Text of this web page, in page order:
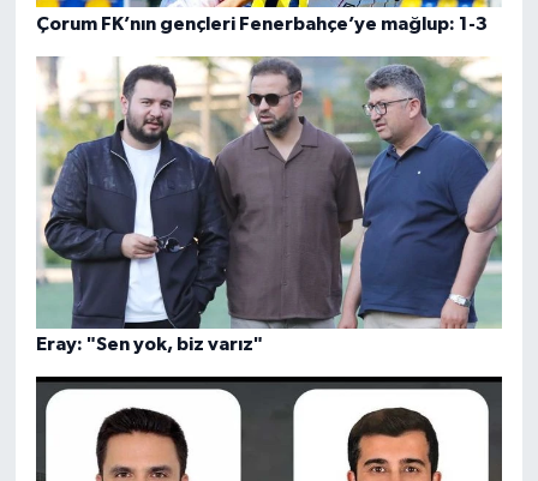
Çorum FK’nın gençleri Fenerbahçe’ye mağlup: 1-3
Eray: "Sen yok, biz varız"